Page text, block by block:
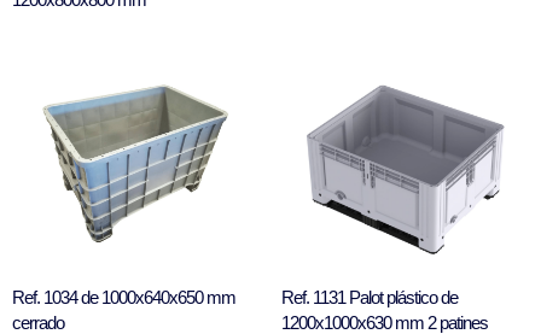
Ref. 1034 de 1000x640x650 mm
cerrado
Ref. 1131 Palot plástico de
1200x1000x630 mm 2 patines